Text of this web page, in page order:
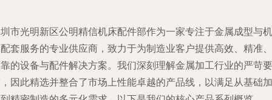
市光明新区公明精信机床配件部作为一家专注于金属成型与机
套服务的专业供应商，致力于为制造业客户提供高效、精准、
的设备与配件解决方案。我们深刻理解金属加工行业的严苛要
因此精选并整合了市场上性能卓越的产品线，以满足从基础加